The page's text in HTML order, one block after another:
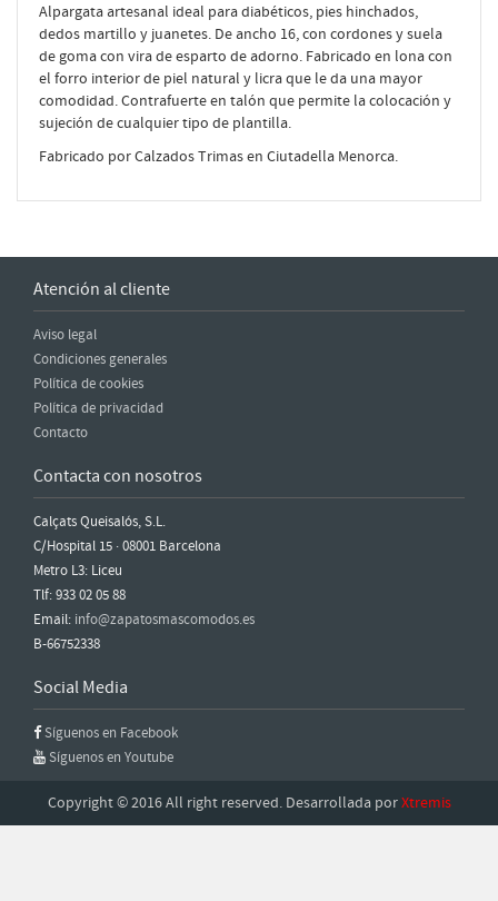
Alpargata artesanal ideal para diabéticos, pies hinchados,
dedos martillo y juanetes. De ancho 16, con cordones y suela
de goma con vira de esparto de adorno. Fabricado en lona con
el forro interior de piel natural y licra que le da una mayor
comodidad. Contrafuerte en talón que permite la colocación y
sujeción de cualquier tipo de plantilla.
Fabricado por Calzados Trimas en Ciutadella Menorca.
Atención al cliente
Aviso legal
Condiciones generales
Política de cookies
Política de privacidad
Contacto
Contacta con nosotros
Calçats Queisalós, S.L.
C/Hospital 15 · 08001 Barcelona
Metro L3: Liceu
Tlf: 933 02 05 88
Email: info@zapatosmascomodos.es
B-66752338
Social Media
Síguenos en Facebook
Síguenos en Youtube
Copyright © 2016 All right reserved. Desarrollada porXtremis